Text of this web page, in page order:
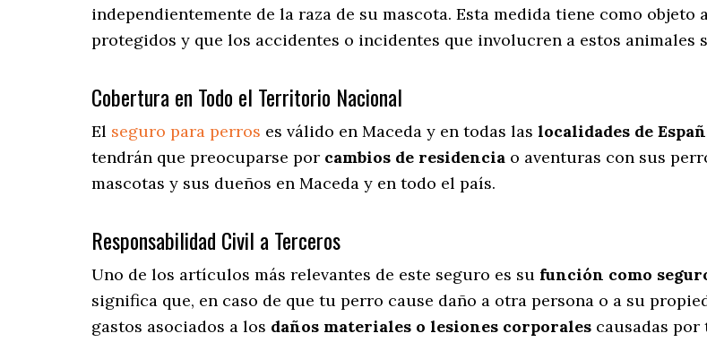
independientemente de la raza de su mascota. Esta medida tiene como
protegidos y que los accidentes o incidentes que involucren a estos animales
Cobertura en Todo el Territorio Nacional
El seguro para perros es válido en Maceda y en todas las localidades de
tendrán que preocuparse por cambios de residencia o aventuras con sus
mascotas y sus dueños en Maceda y en todo el país.
Responsabilidad Civil a Terceros
Uno de los artículos más relevantes de este seguro es su función como
significa que, en caso de que tu perro cause daño a otra persona o a su
gastos asociados a los daños materiales o lesiones corporales causadas por